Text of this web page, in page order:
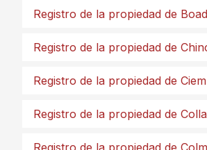
Registro de la propiedad de
Registro de la propiedad de
Registro de la propiedad de
Registro de la propiedad de
Registro de la propiedad de